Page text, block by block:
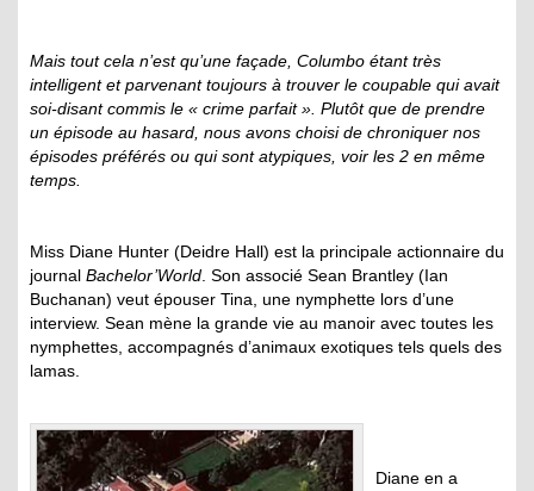
Mais tout cela n’est qu’une façade, Columbo étant très
intelligent et parvenant toujours à trouver le coupable qui avait
soi-disant commis le « crime parfait ». Plutôt que de prendre
un épisode au hasard, nous avons choisi de chroniquer nos
épisodes préférés ou qui sont atypiques, voir les 2 en même
temps.
Miss Diane Hunter (Deidre Hall) est la principale actionnaire du
journal Bachelor’World . Son associé Sean Brantley (Ian
Buchanan) veut épouser Tina, une nymphette lors d’une
interview. Sean mène la grande vie au manoir avec toutes les
nymphettes, accompagnés d’animaux exotiques tels quels des
lamas.
Diane en a